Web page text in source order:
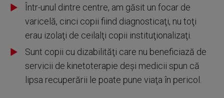
Într-unul dintre centre, am găsit un focar de
varicelă, cinci copii fiind diagnosticaţi, nu toţi
erau izolaţi de ceilalţi copii instituţionalizaţi.
Sunt copii cu dizabilităţi care nu beneficiază de
servicii de kinetoterapie deşi medicii spun că
lipsa recuperării le poate pune viaţa în pericol.